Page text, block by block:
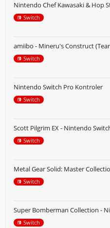
Nintendo Chef Kawasaki & Hop
Switch
amiibo - Mineru's Construct
Switch
Nintendo Switch Pro Kontroler
Switch
Scott Pilgrim EX - Nintendo
Switch
Metal Gear Solid: Master
Switch
Super Bomberman Collection -
Switch